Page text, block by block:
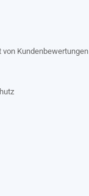
Kundenbewertungen